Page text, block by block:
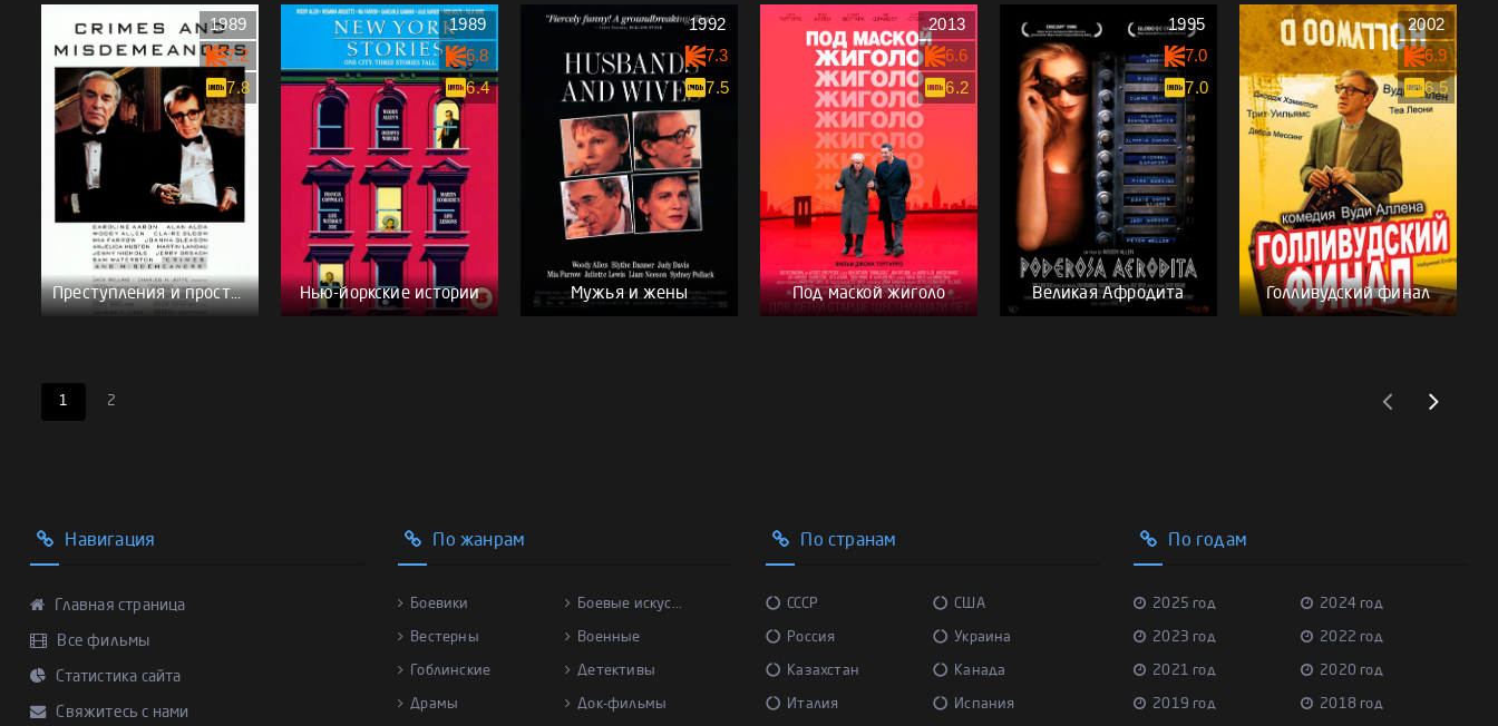
Преступления и проступки
1989
7.2
7.8
Нью-йоркские истории
1989
6.8
6.4
Мужья и жены
1992
7.3
7.5
Под маской жиголо
2013
6.6
6.2
Великая Афродита
1995
7.0
7.0
Голливудский финал
2002
6.9
6.5
1 2
Навигация
Главная страница
Все фильмы
Статистика сайта
Свяжитесь с нами
По жанрам
Боевики Боевые искус...
Вестерны Военные
Гоблинские Детективы
Драмы Док-фильмы
По странам
СССР США
Россия Украина
Казахстан Канада
Италия Испания
По годам
2025 год 2024 год
2023 год 2022 год
2021 год 2020 год
2019 год 2018 год